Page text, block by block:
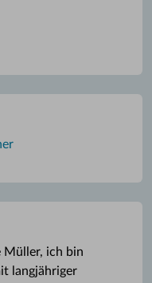
Müller, ich bin
langjähriger